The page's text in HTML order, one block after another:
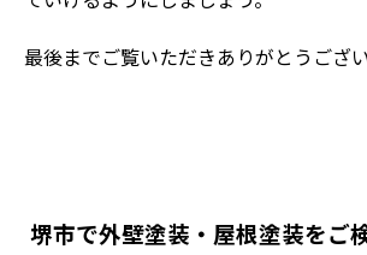
最後までご覧いただきありがとうござい
堺市で外壁塗装・屋根塗装をご